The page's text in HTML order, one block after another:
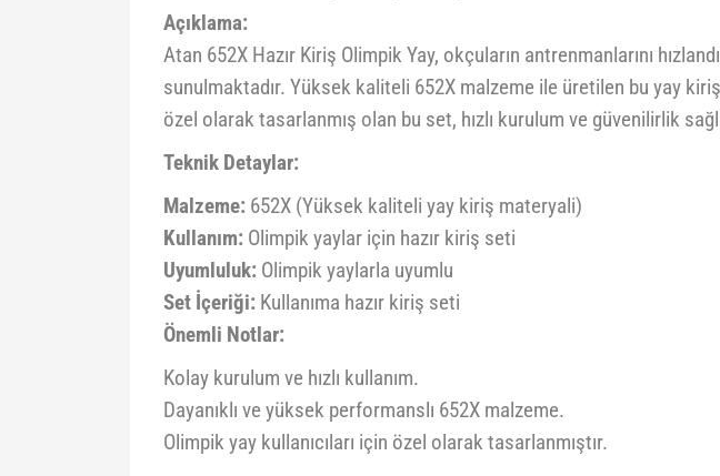
Açıklama:
Atan 652X Hazır Kiriş Olimpik Yay, okçuların antrenmanlarını
sunulmaktadır. Yüksek kaliteli 652X malzeme ile üretilen bu yay
özel olarak tasarlanmış olan bu set, hızlı kurulum ve güvenilirlik
Teknik Detaylar:
Malzeme: 652X (Yüksek kaliteli yay kiriş materyali)
Kullanım: Olimpik yaylar için hazır kiriş seti
Uyumluluk: Olimpik yaylarla uyumlu
Set İçeriği: Kullanıma hazır kiriş seti
Önemli Notlar:
Kolay kurulum ve hızlı kullanım.
Dayanıklı ve yüksek performanslı 652X malzeme.
Olimpik yay kullanıcıları için özel olarak tasarlanmıştır.